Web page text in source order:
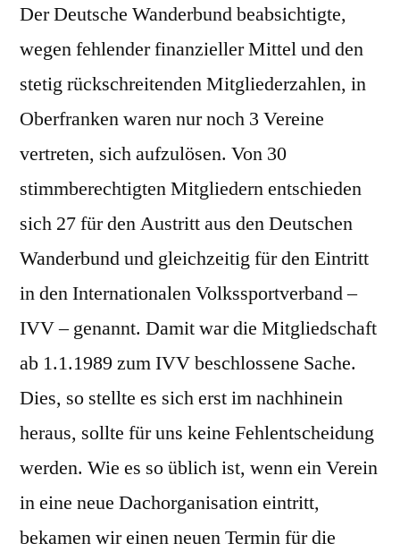
Der Deutsche Wanderbund beabsichtigte,
wegen fehlender finanzieller Mittel und den
stetig rückschreitenden Mitgliederzahlen, in
Oberfranken waren nur noch 3 Vereine
vertreten, sich aufzulösen. Von 30
stimmberechtigten Mitgliedern entschieden
sich 27 für den Austritt aus den Deutschen
Wanderbund und gleichzeitig für den Eintritt
in den Internationalen Volkssportverband –
IVV – genannt. Damit war die Mitgliedschaft
ab 1.1.1989 zum IVV beschlossene Sache.
Dies, so stellte es sich erst im nachhinein
heraus, sollte für uns keine Fehlentscheidung
werden. Wie es so üblich ist, wenn ein Verein
in eine neue Dachorganisation eintritt,
bekamen wir einen neuen Termin für die